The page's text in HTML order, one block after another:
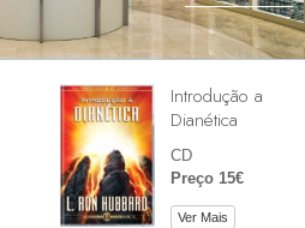
Introdução a
Dianética
CD
Preço 15€
Ver Mais